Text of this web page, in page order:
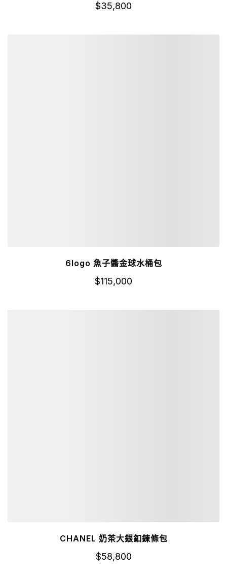
$35,800
6logo 魚子醬金球水桶包
$115,000
CHANEL 奶茶大銀釦鍊條包
$58,800